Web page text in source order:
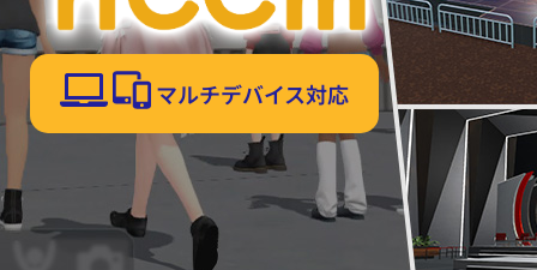
マルチデバイス対応